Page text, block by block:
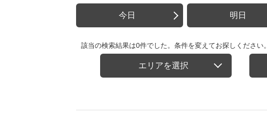
今日 明日
該当の検索結果は0件でした。条件を変えてお探しください。
エリアを選択